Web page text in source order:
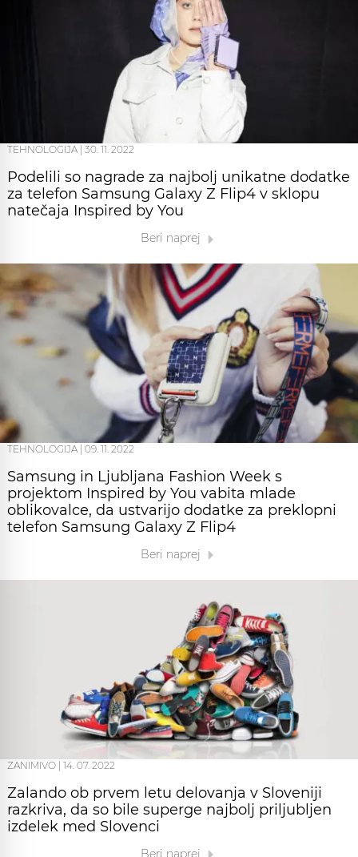
TEHNOLOGIJA 30. 11. 2022
Podelili so nagrade za najbolj unikatne dodatke
za telefon Samsung Galaxy Z Flip4 v sklopu
natečaja Inspired by You
Beri naprej
TEHNOLOGIJA 09. 11. 2022
Samsung in Ljubljana Fashion Week s
projektom Inspired by You vabita mlade
oblikovalce, da ustvarijo dodatke za preklopni
telefon Samsung Galaxy Z Flip4
Beri naprej
ZANIMIVO 14. 07. 2022
Zalando ob prvem letu delovanja v Sloveniji
razkriva, da so bile superge najbolj priljubljen
izdelek med Slovenci
Beri naprej